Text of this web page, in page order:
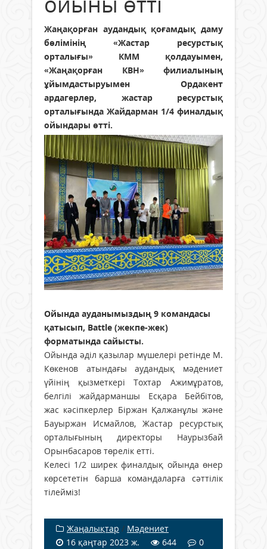
Жаңақорған аудандық қоғамдық даму
бөлімінің «Жастар ресурстық
орталығы» КММ қолдауымен,
«Жаңақорған КВН» филиалының
ұйымдастыруымен Ордакент
ардагерлер, жастар ресурстық
орталығында Жайдарман 1/4 финалдық
ойындары өтті.
Ойында ауданымыздың 9 командасы
қатысып, Battle (жекпе-жек)
форматында сайысты.
Ойында әділ қазылар мүшелері ретінде М.
Көкенов атындағы аудандық мәдениет
үйінің қызметкері Тохтар Ажимұратов,
белгілі жайдарманшы Есқара Бейбітов,
жас кәсіпкерлер Біржан Қалжанұлы және
Бауыржан Исмайлов, Жастар ресурстық
орталығының директоры Наурызбай
Орынбасаров төрелік етті.
Келесі 1/2 ширек финалдық ойында өнер
көрсететін барша командаларға сәттілік
тілейміз!
Жаңалықтар / Мәдениет
16 қаңтар 2023 ж.
644 0